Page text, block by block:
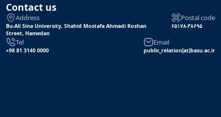
Contact us
Address
Bu-Ali Sina University, Shahid Mostafa Ahmadi Roshan
Street, Hamedan
Postal code
۶۵۱۷۸-۳۸۶۹۵
Tel
+98 81 3140 0000
Email
public_relation[at]basu.ac.ir